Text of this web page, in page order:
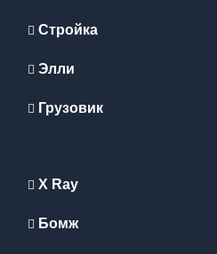
Стройка
Элли
Грузовик
X Ray
Бомж